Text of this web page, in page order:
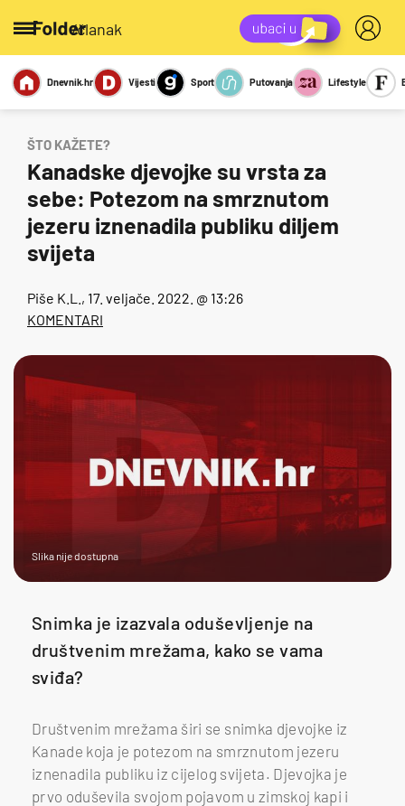
/članak
Miks Kviz
Report
Sexy
Dnevnik.hr Vijesti Sport Putovanja Lifestyle
ŠTO KAŽETE?
Kanadske djevojke su vrsta za
sebe: Potezom na smrznutom
jezeru iznenadila publiku diljem
svijeta
Piše K.L. , 17. veljače. 2022. @ 13:26
KOMENTARI
Slika nije dostupna
Snimka je izazvala oduševljenje na
društvenim mrežama, kako se vama
sviđa?
Društvenim mrežama širi se snimka djevojke iz
Kanade koja je potezom na smrznutom jezeru
iznenadila publiku iz cijelog svijeta. Djevojka je
prvo oduševila svojom pojavom u zimskoj kapi i